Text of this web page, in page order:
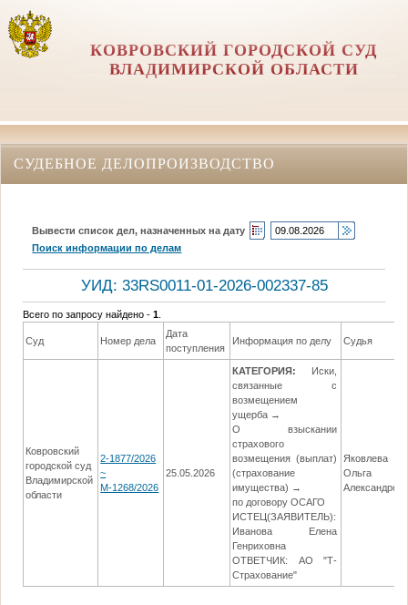
КОВРОВСКИЙ ГОРОДСКОЙ СУД
ВЛАДИМИРСКОЙ ОБЛАСТИ
СУДЕБНОЕ ДЕЛОПРОИЗВОДСТВО
Вывести список дел, назначенных на дату
Поиск информации по делам
УИД: 33RS0011-01-2026-002337-85
Всего по запросу найдено -1
Суд Номер дела
Дата
поступления
Информация по делу Судья
Ковровский
городской суд
Владимирской
области
2-1877/2026
~
М-1268/2026
25.05.2026
КАТЕГОРИЯ:
Иски,
связанные с
возмещением
ущерба →
О взыскании
страхового
возмещения (выплат)
(страхование
имущества) →
по договору ОСАГО
ИСТЕЦ(ЗАЯВИТЕЛЬ):
Иванова Елена
Генриховна
ОТВЕТЧИК: АО "Т-
Страхование"
Яковлева
Ольга